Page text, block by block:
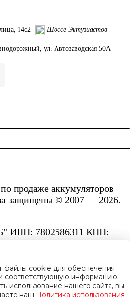
14с2 Шоссе Энтузиастов
ул. Автозаводская 50А
продаже аккумуляторов
защищены © 2007 — 2026.
7802586311 КПП:
и Google
of Service.
файлы cookie для обеспечения
соответствующую информацию.
использование нашего сайта, вы
наш Политика использования